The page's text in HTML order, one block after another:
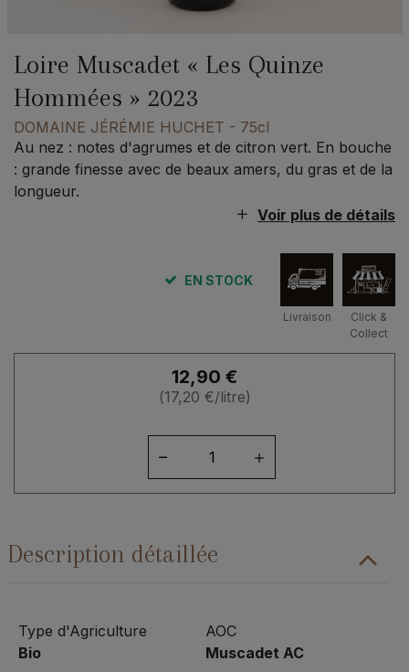
Loire Muscadet « Les Quinze
Hommées » 2023
DOMAINE JÉRÉMIE HUCHET - 75cl
Au nez : notes d'agrumes et de citron vert. En bouche
: grande finesse avec de beaux amers, du gras et de la
longueur.
Voir plus de détails
EN STOCK
Livraison
Click &
Collect
12,90 €
(17,20 €/litre)
Loire
Quinze
Description détaillée
Type d'Agriculture
Bio
AOC
Muscadet AC